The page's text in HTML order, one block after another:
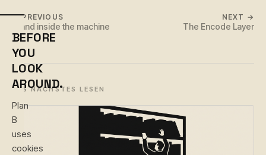
← PREVIOUS
Brand inside the machine
NEXT →
The Encode Layer
ALS NÄCHSTES LESEN
BEFORE
YOU
LOOK
AROUND.
Plan
B
uses
cookies